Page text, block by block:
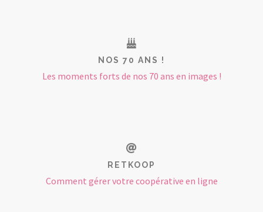
NOS 70 ANS !
Les moments forts de nos 70 ans en images !
RETKOOP
Comment gérer votre coopérative en ligne